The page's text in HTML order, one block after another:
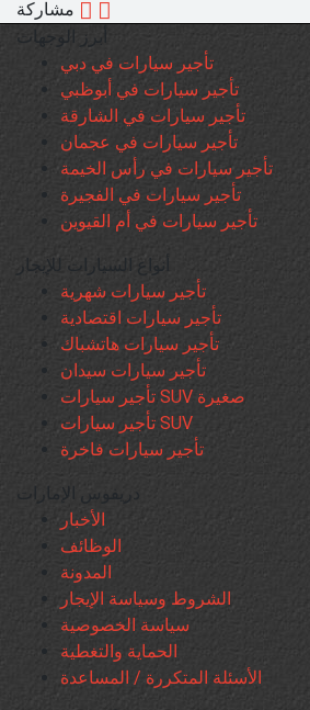
أبرز الوجهات
تأجير سيارات في دبي
تأجير سيارات في أبوظبي
تأجير سيارات في الشارقة
تأجير سيارات في عجمان
تأجير سيارات في رأس الخيمة
تأجير سيارات في الفجيرة
تأجير سيارات في أم القيوين
أنواع السيارات للإيجار
تأجير سيارات شهرية
تأجير سيارات اقتصادية
تأجير سيارات هاتشباك
تأجير سيارات سيدان
تأجير سيارات SUV صغيرة
تأجير سيارات SUV
تأجير سيارات فاخرة
دريفوس الإمارات
الأخبار
الوظائف
المدونة
الشروط وسياسة الإيجار
سياسة الخصوصية
الحماية والتغطية
الأسئلة المتكررة / المساعدة